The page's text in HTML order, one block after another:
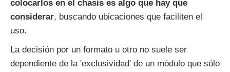
colocarlos en el chasis es algo que hay que
considerar, buscando ubicaciones que faciliten el
uso.
La decisión por un formato u otro no suele ser
dependiente de la 'exclusividad' de un módulo que sólo